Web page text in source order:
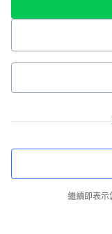
繼續即表示